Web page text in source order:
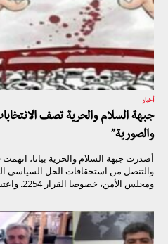
أخبار
جبهة السلام والحرية تصف
والصورية”
أصدرت جبهة السلام والحرية بيانا،
والتنصل من استحقاقات الحل السياسي
ومجلس الأمن، خصوصا القرار 2254. واعتبرت “الجبهة” أن إجراء النظام...